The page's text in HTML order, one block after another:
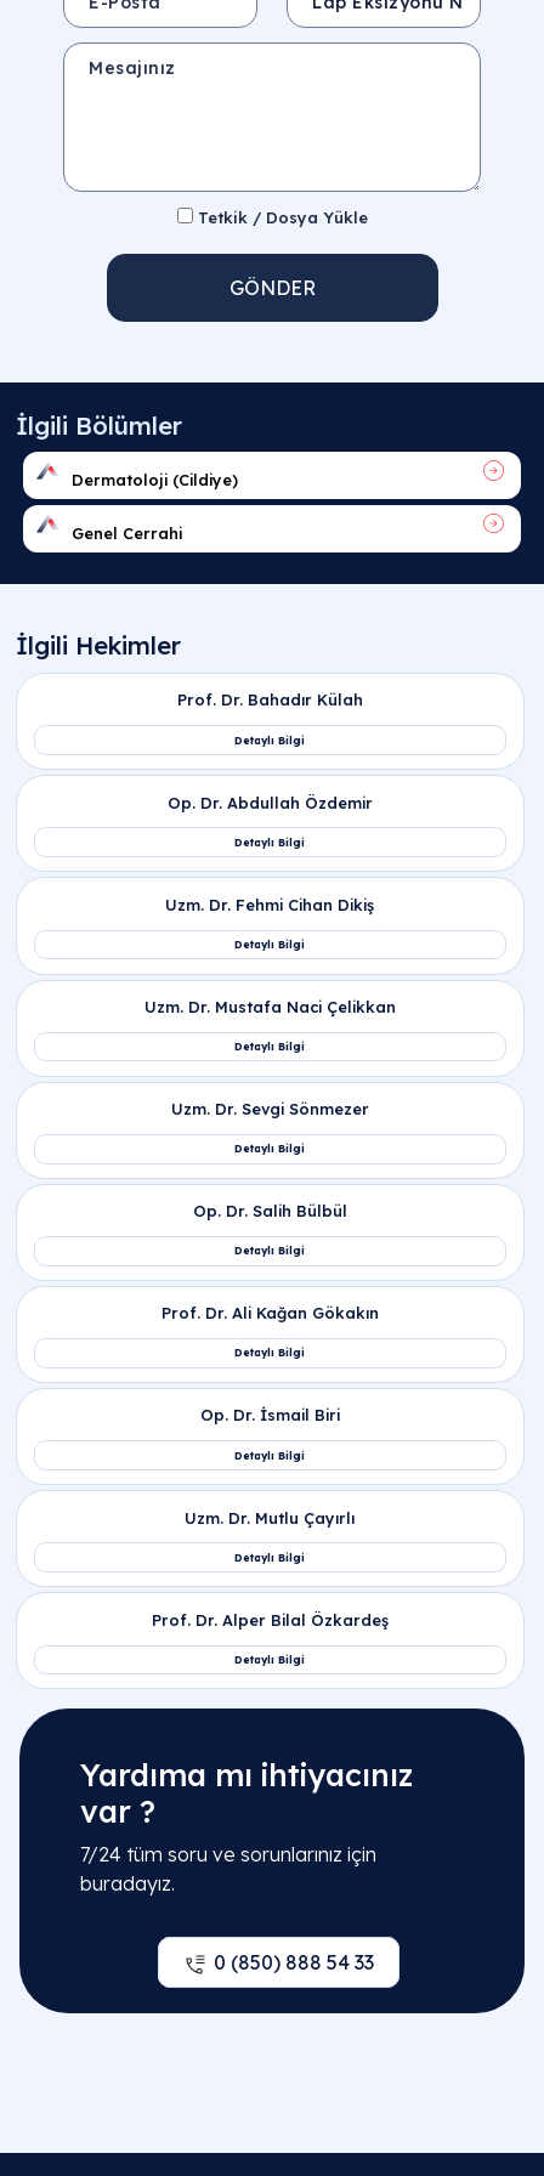
Mesajınız
Tetkik / Dosya Yükle
GÖNDER
Yardıma mı ihtiyacınız
var ?
7/24 tüm soru ve sorunlarınız için
buradayız.
0 (850) 888 54 33